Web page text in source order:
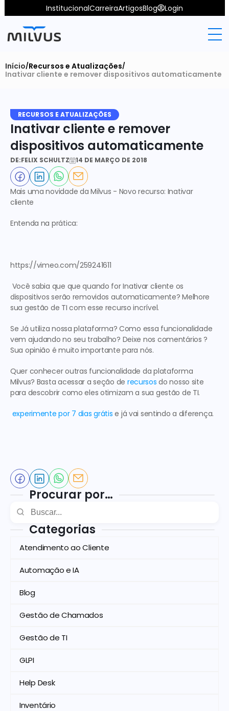
InstitucionalCarreiraArtigosBlog Login
Início/Recursos e Atualizações/
Inativar cliente e remover dispositivos automaticamente
RECURSOS E ATUALIZAÇÕES
Inativar cliente e remover
dispositivos automaticamente
DE:FELIX SCHULTZ 14 DE MARÇO DE 2018
Mais uma novidade da Milvus - Novo recurso: Inativar
cliente
Entenda na prática:
https://vimeo.com/259241611
Você sabia que que quando for Inativar cliente os
dispositivos serão removidos automaticamente? Melhore
sua gestão de TI com esse recurso incrível.
Se Já utiliza nossa plataforma? Como essa funcionalidade
vem ajudando no seu trabalho? Deixe nos comentários ?
Sua opinião é muito importante para nós.
Quer conhecer outras funcionalidade da plataforma
Milvus? Basta acessar a seção de recursos do nosso site
para descobrir como eles otimizam a sua gestão de TI.
experimente por 7 dias grátis e já vai sentindo a diferença.
Procurar por…
Categorias
Atendimento ao Cliente
Automação e IA
Blog
Gestão de Chamados
Gestão de TI
GLPI
Help Desk
Inventário